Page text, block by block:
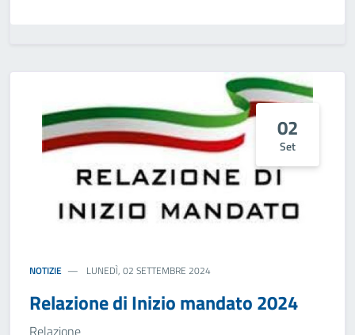
02
Set
NOTIZIE LUNEDÌ, 02 SETTEMBRE 2024
Relazione di Inizio mandato 2024
Relazione